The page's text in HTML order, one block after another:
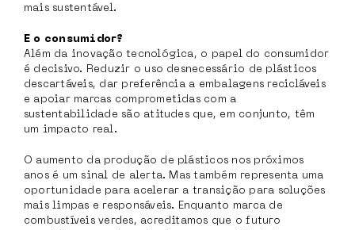
mais sustentável.
E o consumidor?
Além da inovação tecnológica, o papel do consumidor
é decisivo. Reduzir o uso desnecessário de plásticos
descartáveis, dar preferência a embalagens recicláveis
e apoiar marcas comprometidas com a
sustentabilidade são atitudes que, em conjunto, têm
um impacto real.
O aumento da produção de plásticos nos próximos
anos é um sinal de alerta. Mas também representa uma
oportunidade para acelerar a transição para soluções
mais limpas e responsáveis. Enquanto marca de
combustíveis verdes, acreditamos que o futuro